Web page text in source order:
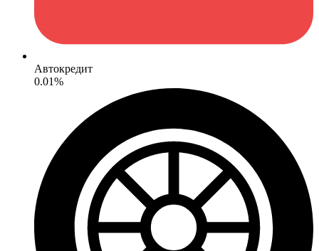
Автокредит
0.01%